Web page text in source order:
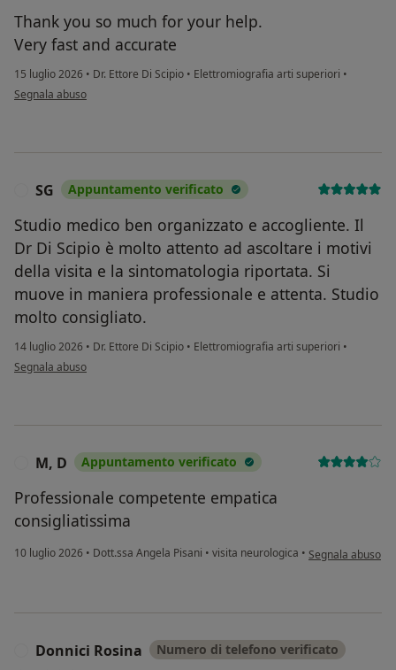
Thank you so much for your help.
Very fast and accurate
15 luglio 2026 • Dr. Ettore Di Scipio • Elettromiografia arti superiori •
secondo l'opinione dell'utente FS
Segnala abuso
SG Appuntamento verificato
Studio medico ben organizzato e accogliente. Il
Dr Di Scipio è molto attento ad ascoltare i motivi
della visita e la sintomatologia riportata. Si
muove in maniera professionale e attenta. Studio
molto consigliato.
14 luglio 2026 • Dr. Ettore Di Scipio • Elettromiografia arti superiori •
secondo l'opinione dell'utente SG
Segnala abuso
M, D Appuntamento verificato
Professionale competente empatica
consigliatissima
10 luglio 2026 • Dott.ssa Angela Pisani • visita neurologica • secondo
Segnala abuso
Donnici Rosina Numero di telefono verificato